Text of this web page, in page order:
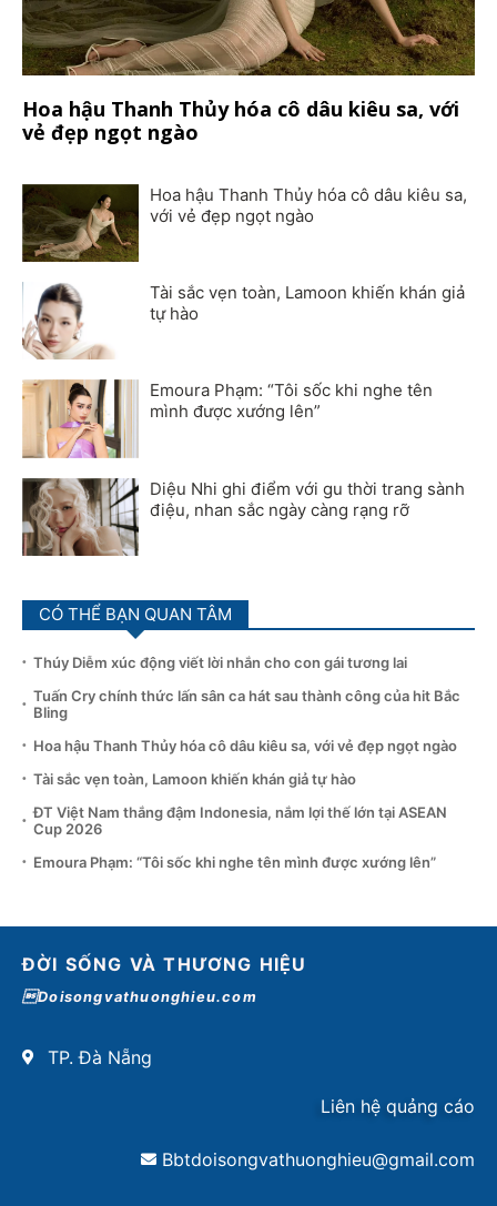
Hoa hậu Thanh Thủy hóa cô dâu kiêu sa, với
vẻ đẹp ngọt ngào
Hoa hậu Thanh Thủy hóa cô dâu kiêu sa,
với vẻ đẹp ngọt ngào
Tài sắc vẹn toàn, Lamoon khiến khán giả
tự hào
Emoura Phạm: “Tôi sốc khi nghe tên
mình được xướng lên”
Diệu Nhi ghi điểm với gu thời trang sành
điệu, nhan sắc ngày càng rạng rỡ
CÓ THỂ BẠN QUAN TÂM
Thúy Diễm xúc động viết lời nhắn cho con gái tương lai
Tuấn Cry chính thức lấn sân ca hát sau thành công của hit Bắc
Bling
Hoa hậu Thanh Thủy hóa cô dâu kiêu sa, với vẻ đẹp ngọt ngào
Tài sắc vẹn toàn, Lamoon khiến khán giả tự hào
ĐT Việt Nam thắng đậm Indonesia, nắm lợi thế lớn tại ASEAN
Cup 2026
Emoura Phạm: “Tôi sốc khi nghe tên mình được xướng lên”
ĐỜI SỐNG VÀ THƯƠNG HIỆU
Doisongvathuonghieu.com
TP. Đà Nẵng
Liên hệ quảng cáo
Bbtdoisongvathuonghieu@gmail.com